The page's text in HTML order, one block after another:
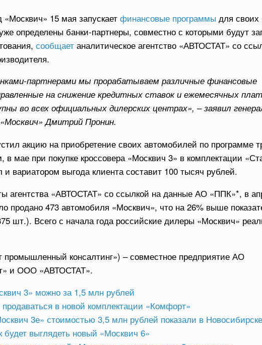
15 мая запускаетфинансовые программы для своих
определены банки-партнеры, совместно с которыми будут
сообщает аналитическое агентство «АВТОСТАТ» со
партнерами мы прорабатываем различные финансовые
на снижение кредитных ставок и ежемесячных
во всех официальных дилерских центрах», – заявил
Дмитрий Пронин.
акцию на приобретение своих автомобилей по программе
в мае при покупке кроссовера «Москвич 3» в комплектации
и вариатором выгода клиента составит 100 тысяч рублей.
агентства «АВТОСТАТ» со ссылкой на данные АО «ППК»*, в
продано 473 автомобиля «Москвич», что на 26% выше
шт.). Всего с начала года российские дилеры «Москвич»
консалтинг») – совместное предприятие АО
и ООО «АВТОСТАТ».
3» можно за 1,5 млн рублей
в новой комплектации «Комфорт»
3е» стоимостью 3,5 млн рублей показали в Новосибирске
будет выглядеть новый «Москвич 6»